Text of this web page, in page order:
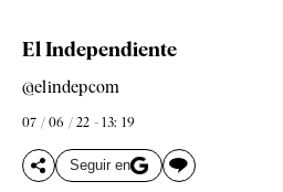
El Independiente
@elindepcom
07 / 06 / 22 - 13: 19
Seguir en